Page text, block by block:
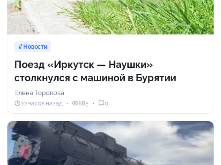
Новости
Поезд «Иркутск — Наушки»
столкнулся с машиной в Бурятии
Елена Торопова
10 часов назад 885 0